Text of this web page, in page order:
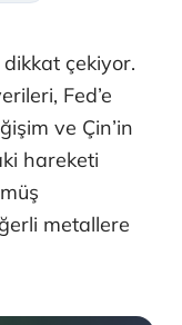
çekiyor.
Fed’e
ve Çin’in
hareketi
metallere